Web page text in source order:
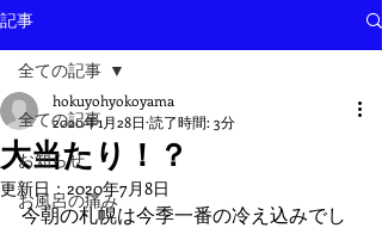
記事
全ての記事
お知らせ
お風呂の痛み
全ての記事
大当たり！？
hokuyohyokoyama
2020年1月28日 読了時間: 3分
更新日：2020年7月8日
今朝の札幌は今季一番の冷え込みでし